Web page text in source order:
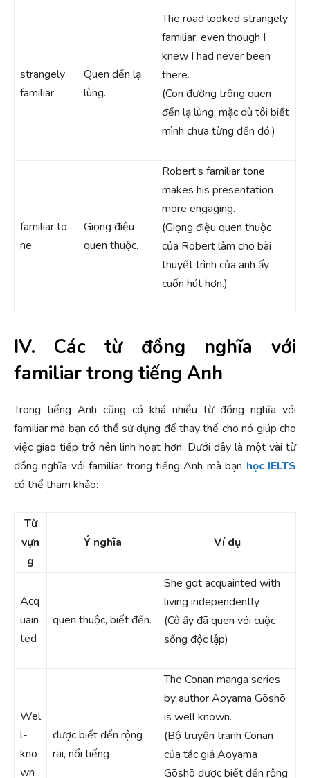
strangely
familiar
Quen đến lạ
lùng.
The road looked strangely
familiar, even though I
knew I had never been
there.
(Con đường trông quen
đến lạ lùng, mặc dù tôi biết
mình chưa từng đến đó.)
familiar to
ne
Giọng điệu
quen thuộc.
Robert’s familiar tone
makes his presentation
more engaging.
(Giọng điệu quen thuộc
của Robert làm cho bài
thuyết trình của anh ấy
cuốn hút hơn.)
IV. Các từ đồng nghĩa với
familiar trong tiếng Anh
Trong tiếng Anh cũng có khá nhiều từ đồng nghĩa với
familiar mà bạn có thể sử dụng để thay thế cho nó giúp cho
việc giao tiếp trở nên linh hoạt hơn. Dưới đây là một vài từ
đồng nghĩa với familiar trong tiếng Anh mà bạn học IELTS
có thể tham khảo:
Từ
vựn
g
Ý nghĩa Ví dụ
Acq
uain
ted
quen thuộc, biết đến.
She got acquainted with
living independently
(Cô ấy đã quen với cuộc
sống độc lập)
Wel
l-
kno
wn
được biết đến rộng
rãi, nổi tiếng
The Conan manga series
by author Aoyama Gōshō
is well known.
(Bộ truyện tranh Conan
của tác giả Aoyama
Gōshō được biết đến rộng